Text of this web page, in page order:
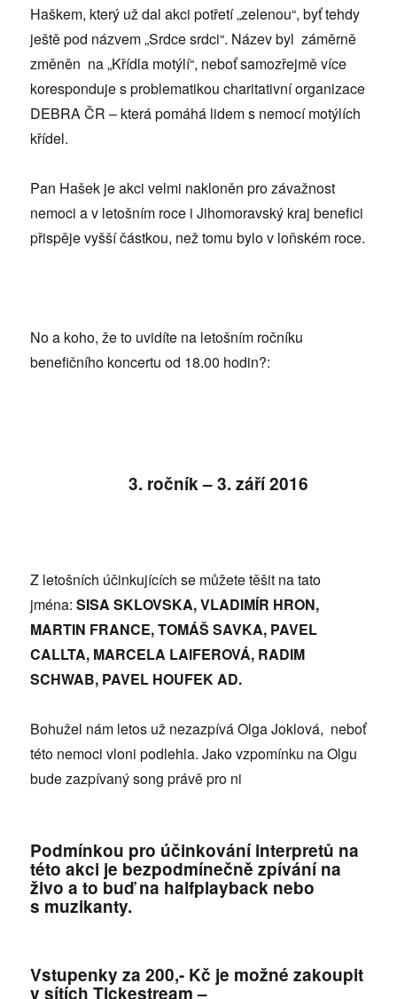
Haškem, který už dal akci potřetí „zelenou“, byť tehdy
ještě pod názvem „Srdce srdci“. Název byl záměrně
změněn na „Křídla motýlí“, neboť samozřejmě více
koresponduje s problematikou charitativní organizace
DEBRA ČR – která pomáhá lidem s nemocí motýlích
křídel.
Pan Hašek je akci velmi nakloněn pro závažnost
nemoci a v letošním roce i Jihomoravský kraj benefici
přispěje vyšší částkou, než tomu bylo v loňském roce.
No a koho, že to uvidíte na letošním ročníku
benefičního koncertu od 18.00 hodin?:
3. ročník – 3. září 2016
Z letošních účinkujících se můžete těšit na tato
jména:SISA SKLOVSKA, VLADIMÍR HRON,
MARTIN FRANCE, TOMÁŠ SAVKA, PAVEL
CALLTA, MARCELA LAIFEROVÁ, RADIM
SCHWAB, PAVEL HOUFEK AD.
Bohužel nám letos už nezazpívá Olga Joklová, neboť
této nemoci vloni podlehla. Jako vzpomínku na Olgu
bude zazpívaný song právě pro ni
Podmínkou pro účinkování interpretů na
této akci je bezpodmínečně zpívání na
živo a to buď na halfplayback nebo
s muzikanty.
Vstupenky za 200,- Kč je možné zakoupit
v sítích Tickestream –